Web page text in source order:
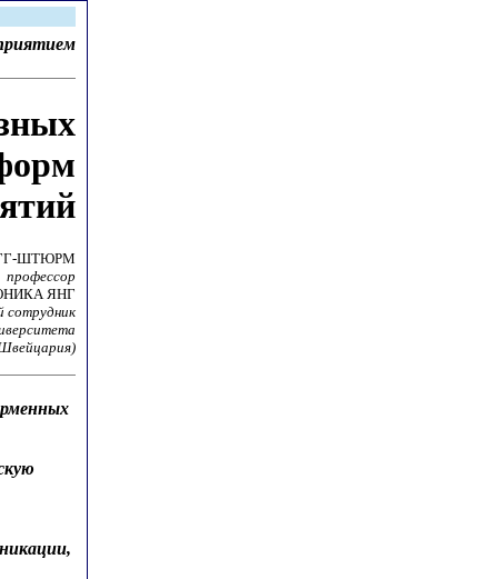
ШТЮРМ
профессор
ЯНГ
сотрудник